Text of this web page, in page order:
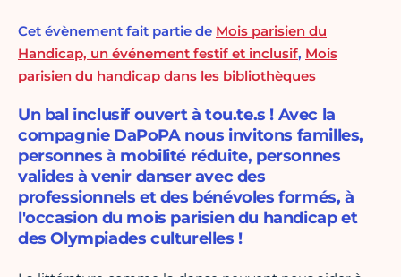
Cet évènement fait partie de Mois parisien du
Handicap, un événement festif et inclusif, Mois
parisien du handicap dans les bibliothèques
Un bal inclusif ouvert à tou.te.s ! Avec la
compagnie DaPoPA nous invitons familles,
personnes à mobilité réduite, personnes
valides à venir danser avec des
professionnels et des bénévoles formés, à
l'occasion du mois parisien du handicap et
des Olympiades culturelles !